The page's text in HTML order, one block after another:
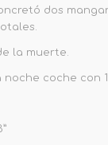
dos
la muerte.
coche con